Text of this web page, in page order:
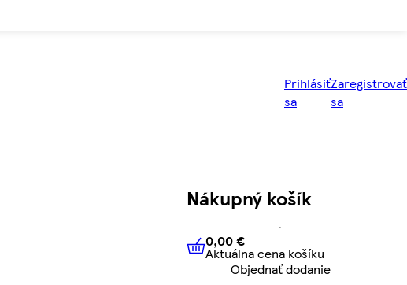
Prihlásiť
sa
Zaregistrovať
sa
Nákupný košík
0,00 € Aktuálna cena košíku
0,00 €
Aktuálna cena košíku
Objednať dodanie